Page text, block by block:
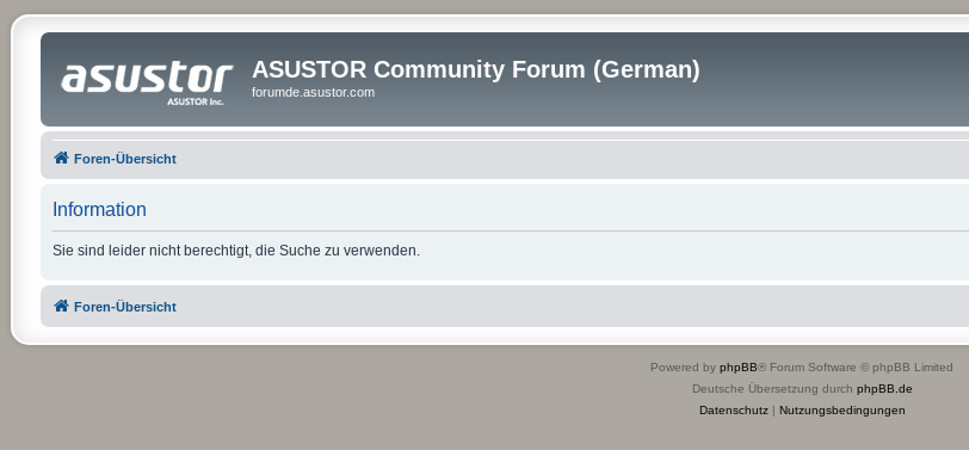
ASUSTOR Community Forum (German)
forumde.asustor.com
Foren-Übersicht
Information
Sie sind leider nicht berechtigt, die Suche zu verwenden.
Foren-Übersicht
Powered by phpBB® Forum Software © phpBB Limited
Deutsche Übersetzung durch phpBB.de
Datenschutz| Nutzungsbedingungen